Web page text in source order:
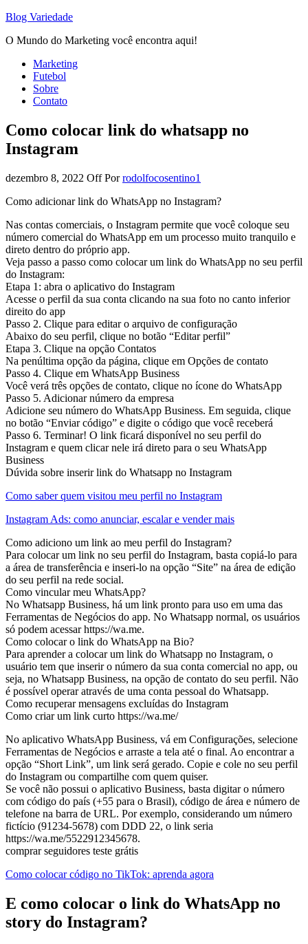
Blog Variedade
O Mundo do Marketing você encontra aqui!
Marketing
Futebol
Sobre
Contato
Como colocar link do whatsapp no
Instagram
dezembro 8, 2022 OffPor rodolfocosentino1
Como adicionar link do WhatsApp no ​​Instagram?
Nas contas comerciais, o Instagram permite que você coloque seu
número comercial do WhatsApp em um processo muito tranquilo e
direto dentro do próprio app.
Veja passo a passo como colocar um link do WhatsApp no ​​seu perfil
do Instagram:
Etapa 1: abra o aplicativo do Instagram
Acesse o perfil da sua conta clicando na sua foto no canto inferior
direito do app
Passo 2. Clique para editar o arquivo de configuração
Abaixo do seu perfil, clique no botão “Editar perfil”
Etapa 3. Clique na opção Contatos
Na penúltima opção da página, clique em Opções de contato
Passo 4. Clique em WhatsApp Business
Você verá três opções de contato, clique no ícone do WhatsApp
Passo 5. Adicionar número da empresa
Adicione seu número do WhatsApp Business. Em seguida, clique
no botão “Enviar código” e digite o código que você receberá
Passo 6. Terminar! O link ficará disponível no seu perfil do
Instagram e quem clicar nele irá direto para o seu WhatsApp
Business
Dúvida sobre inserir link do Whatsapp no ​​Instagram
Como saber quem visitou meu perfil no Instagram
Instagram Ads: como anunciar, escalar e vender mais
Como adiciono um link ao meu perfil do Instagram?
Para colocar um link no seu perfil do Instagram, basta copiá-lo para
a área de transferência e inseri-lo na opção “Site” na área de edição
do seu perfil na rede social.
Como vincular meu WhatsApp?
No Whatsapp Business, há um link pronto para uso em uma das
Ferramentas de Negócios do app. No Whatsapp normal, os usuários
só podem acessar https://wa.me.
Como colocar o link do WhatsApp na Bio?
Para aprender a colocar um link do Whatsapp no ​​Instagram, o
usuário tem que inserir o número da sua conta comercial no app, ou
seja, no Whatsapp Business, na opção de contato do seu perfil. Não
é possível operar através de uma conta pessoal do Whatsapp.
Como recuperar mensagens excluídas do Instagram
Como criar um link curto https://wa.me/
No aplicativo WhatsApp Business, vá em Configurações, selecione
Ferramentas de Negócios e arraste a tela até o final. Ao encontrar a
opção “Short Link”, um link será gerado. Copie e cole no seu perfil
do Instagram ou compartilhe com quem quiser.
Se você não possui o aplicativo Business, basta digitar o número
com código do país (+55 para o Brasil), código de área e número de
telefone na barra de URL. Por exemplo, considerando um número
fictício (91234-5678) com DDD 22, o link seria
https://wa.me/5522912345678.
comprar seguidores teste grátis
Como colocar código no TikTok: aprenda agora
E como colocar o link do WhatsApp no ​​
story do Instagram?